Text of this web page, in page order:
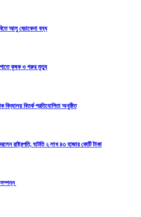
আলু বেচাকেনা বন্ধ
কৃষক ও গরুর মৃত্যু
বিতর্ক প্রতিযোগিতা অনুষ্ঠিত
রাষ্ট্রপতি, ঘাটতি ২ লাখ ৪৩ হাজার কোটি টাকা
সম্পন্ন